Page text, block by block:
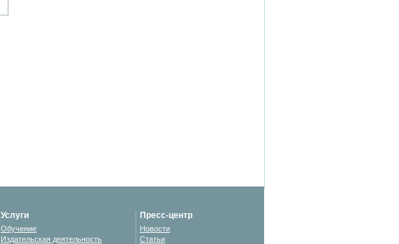
Услуги
Обучение
Издательская деятельность
Пресс-центр
Новости
Статьи